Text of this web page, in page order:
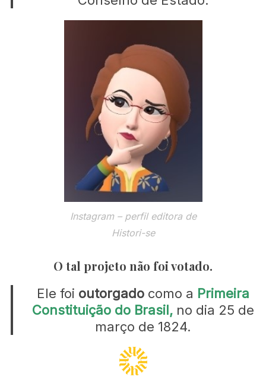
Instagram – perfil editora de
Histori-se
O tal projeto não foi votado.
Ele foi outorgado como a Primeira
Constituição do Brasil, no dia 25 de
março de 1824.